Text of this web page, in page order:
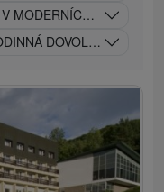
MODERNÍCH
DOVOLENÁ S